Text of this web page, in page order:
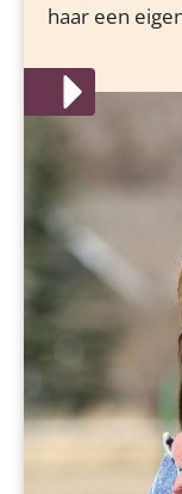
haar een